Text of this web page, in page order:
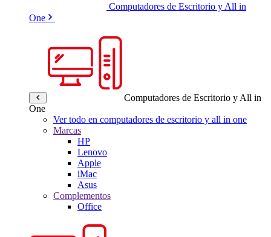
Computadores de Escritorio y All in
One
Computadores de Escritorio y All in
One
Ver todo en computadores de escritorio y all in one
Marcas
HP
Lenovo
Apple
iMac
Asus
Complementos
Office